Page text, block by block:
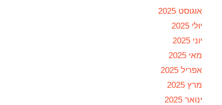
אוגוסט 2025
יולי 2025
יוני 2025
מאי 2025
אפריל 2025
מרץ 2025
ינואר 2025